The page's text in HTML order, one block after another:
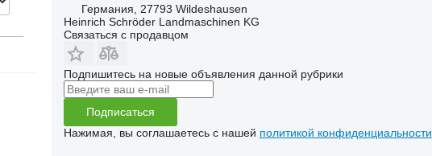
Германия, 27793 Wildeshausen
Heinrich Schröder Landmaschinen KG
Связаться с продавцом
Подпишитесь на новые объявления данной рубрики
Подписаться
Нажимая, вы соглашаетесь с нашей политикой конфиденциальности